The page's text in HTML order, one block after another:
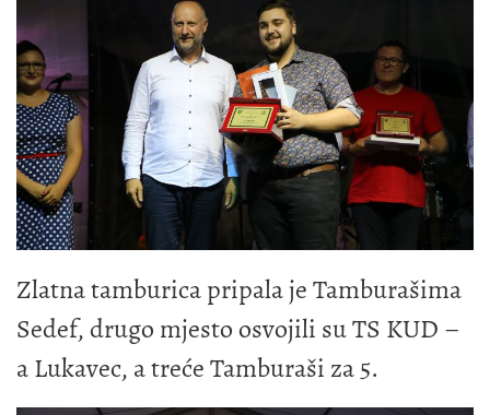
Zlatna tamburica pripala je Tamburašima
Sedef, drugo mjesto osvojili su TS KUD –
a Lukavec, a treće Tamburaši za 5.